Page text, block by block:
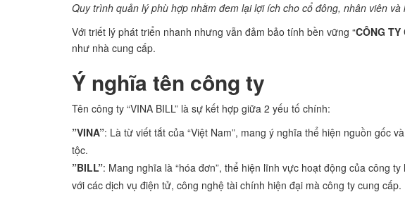
Quy trình quản lý phù hợp nhằm đem lại lợi ích cho cổ đông, nhân viên và
Với triết lý phát triển nhanh nhưng vẫn đảm bảo tính bền vững “CÔNG TY
như nhà cung cấp.
Ý nghĩa tên công ty
Tên công ty “VINA BILL” là sự kết hợp giữa 2 yếu tố chính:
”VINA”: Là từ viết tắt của “Việt Nam”, mang ý nghĩa thể hiện nguồn gốc
tộc.
”BILL”: Mang nghĩa là “hóa đơn”, thể hiện lĩnh vực hoạt động của công
với các dịch vụ điện tử, công nghệ tài chính hiện đại mà công ty cung cấp.